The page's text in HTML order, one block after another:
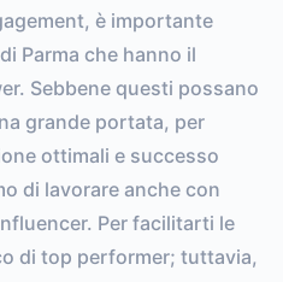
è importante
Parma che hanno il
Sebbene questi possano
grande portata, per
ottimali e successo
di lavorare anche con
Per facilitarti le
di top performer; tuttavia,